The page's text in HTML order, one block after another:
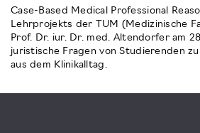
Case-Based Medical Professional
Lehrprojekts der TUM (Medizinische
Prof. Dr. iur. Dr. med. Altendorfer am
juristische Fragen von Studierenden
aus dem Klinikalltag.